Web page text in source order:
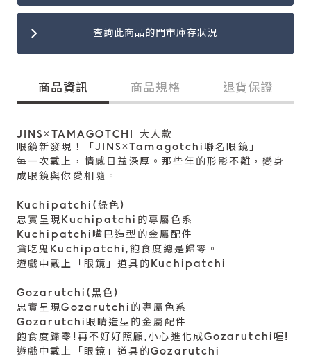
查詢此商品的門市庫存狀況
商品資訊 商品規格 退貨保證
JINS×TAMAGOTCHI 大人款
眼鏡新發現！「JINS×Tamagotchi聯名眼鏡」
每一次戴上，情感日益深厚。那些年的形影不離，變身
成眼鏡與你愛相隨。
Kuchipatchi(綠色)
忠實呈現Kuchipatchi的專屬色系
Kuchipatchi嘴巴造型的金屬配件
貪吃鬼Kuchipatchi,飽食度總是歸零。
遊戲中戴上「眼鏡」道具的Kuchipatchi
Gozarutchi(黑色)
忠實呈現Gozarutchi的專屬色系
Gozarutchi眼睛造型的金屬配件
飽食度歸零!再不好好照顧,小心進化成Gozarutchi喔!
遊戲中戴上「眼鏡」道具的Gozarutchi